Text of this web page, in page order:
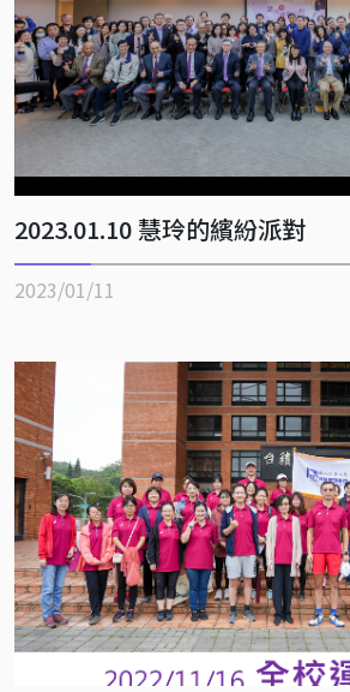
2023.01.10 慧玲的繽紛派對
2023/01/11